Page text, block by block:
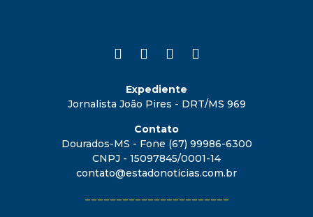
Expediente
Jornalista João Pires - DRT/MS 969
Contato
Dourados-MS - Fone (67) 99986-6300
CNPJ - 15097845/0001-14
contato@estadonoticias.com.br